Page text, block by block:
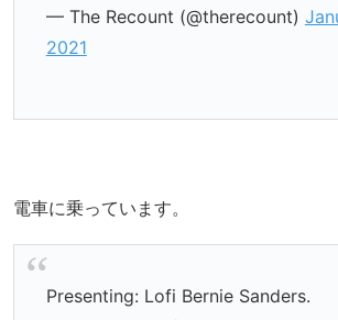
— The Recount (@therecount)
2021
電車に乗っています。
Presenting: Lofi Bernie Sanders.